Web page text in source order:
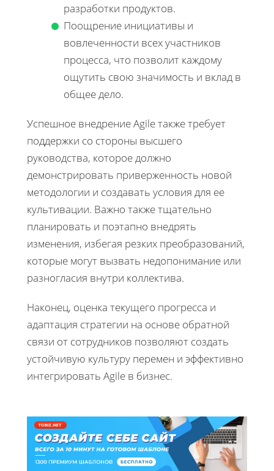
разработки продуктов.
Поощрение инициативы и
вовлеченности всех участников
процесса, что позволит каждому
ощутить свою значимость и вклад в
общее дело.
Успешное внедрение Agile также требует
поддержки со стороны высшего
руководства, которое должно
демонстрировать приверженность новой
методологии и создавать условия для ее
культивации. Важно также тщательно
планировать и поэтапно внедрять
изменения, избегая резких преобразований,
которые могут вызвать недопонимание или
разногласия внутри коллектива.
Наконец, оценка текущего прогресса и
адаптация стратегии на основе обратной
связи от сотрудников позволяют создать
устойчивую культуру перемен и эффективно
интегрировать Agile в бизнес.